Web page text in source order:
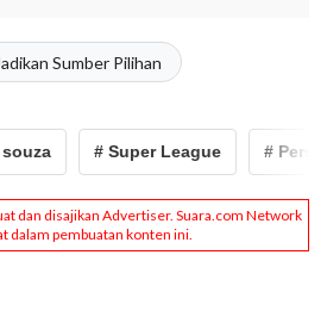
Sumber Pilihan
# Super League # Persija